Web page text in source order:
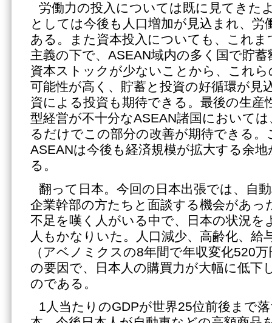
労働力の投入については既に見てきた
としては今後も人口増加が見込まれ、労
ある。また資本投入についても、これ
主義の下で、ASEAN域内の多く国で貯
資本ストックが少ないことから、これ
可能性が高く、貯蓄と投資の好循環が見
資による投資も期待できる。最後の生産
型経営が不十分なASEAN諸国において
るだけでこの部分の改善が期待できる
ASEANは今後も経済規模が拡大する余
る。
翻って日本。今回の日本出張では、自
企業幹部の方たちと面談する機会があっ
不足を嘆く人がいる中で、日本の状況を
人もかなりいた。人口減少、高齢化、給
（アベノミクスの8年間で年収変化520
の要因で、日本人の購買力が大幅に低下
のである。
1人当たりのGDPが世界25位前後まで